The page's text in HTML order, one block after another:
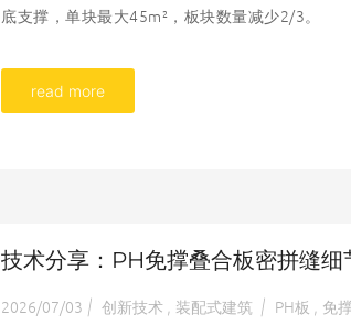
底支撑，单块最大45m²，板块数量减少2/3。
read more
技术分享：PH免撑叠合板密拼缝细
2026/07/03 | 创新技术 装配式建筑 | PH板 免